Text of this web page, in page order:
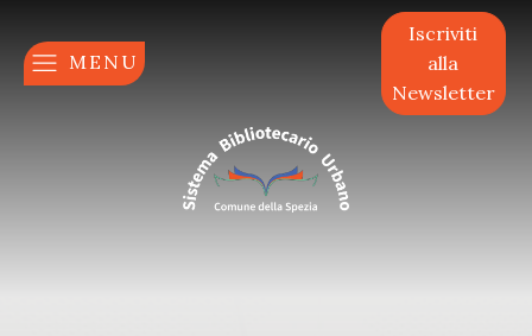
MENU
Iscriviti
alla
Newsletter